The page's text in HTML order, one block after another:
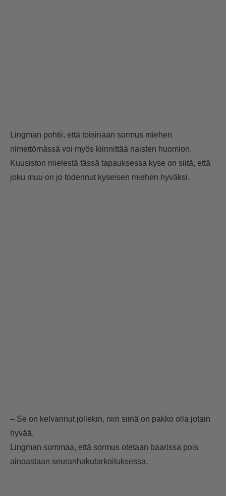
Lingman pohtii, että toisinaan sormus miehen
nimettömässä voi myös kiinnittää naisten huomion.
Kuusiston mielestä tässä tapauksessa kyse on siitä, että
joku muu on jo todennut kyseisen miehen hyväksi.
– Se on kelvannut jollekin, niin siinä on pakko olla jotain
hyvää.
Lingman summaa, että sormus otetaan baarissa pois
ainoastaan seuranhakutarkoituksessa.